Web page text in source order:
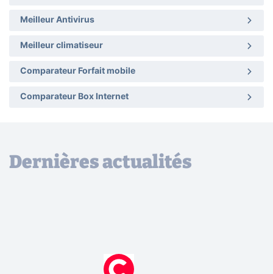
Meilleur Antivirus
Meilleur climatiseur
Comparateur Forfait mobile
Comparateur Box Internet
Dernières actualités